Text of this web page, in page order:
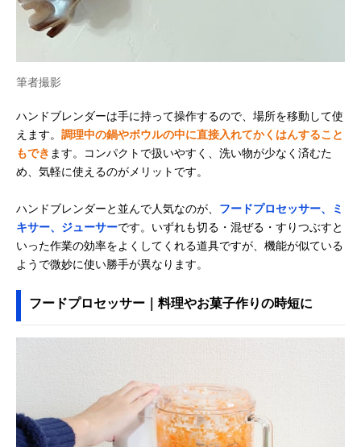
筆者撮影
ハンドブレンダーは手に持って操作するので、場所を移動して使
えます。 調理中の鍋やボウルの中に直接入れてかくはんすること
もでき ます。コンパクトで扱いやすく、洗い物が少なく済むた
め、気軽に使えるのがメリットです。
ハンドブレンダーと並んで人気なのが、 フードプロセッサー、ミ
キサー、ジューサーです。いずれも切る・混ぜる・すりつぶすと
いった作業の効率をよくしてくれる道具ですが、機能が似ている
ようで微妙に使い勝手が異なります。
フードプロセッサー｜料理やお菓子作りの時短に